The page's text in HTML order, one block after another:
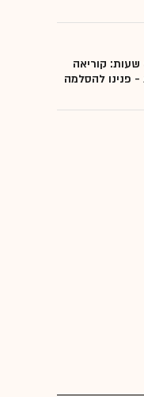
שלוש זירות ב־48 שעות: קוריאה
פנינו להסלמה